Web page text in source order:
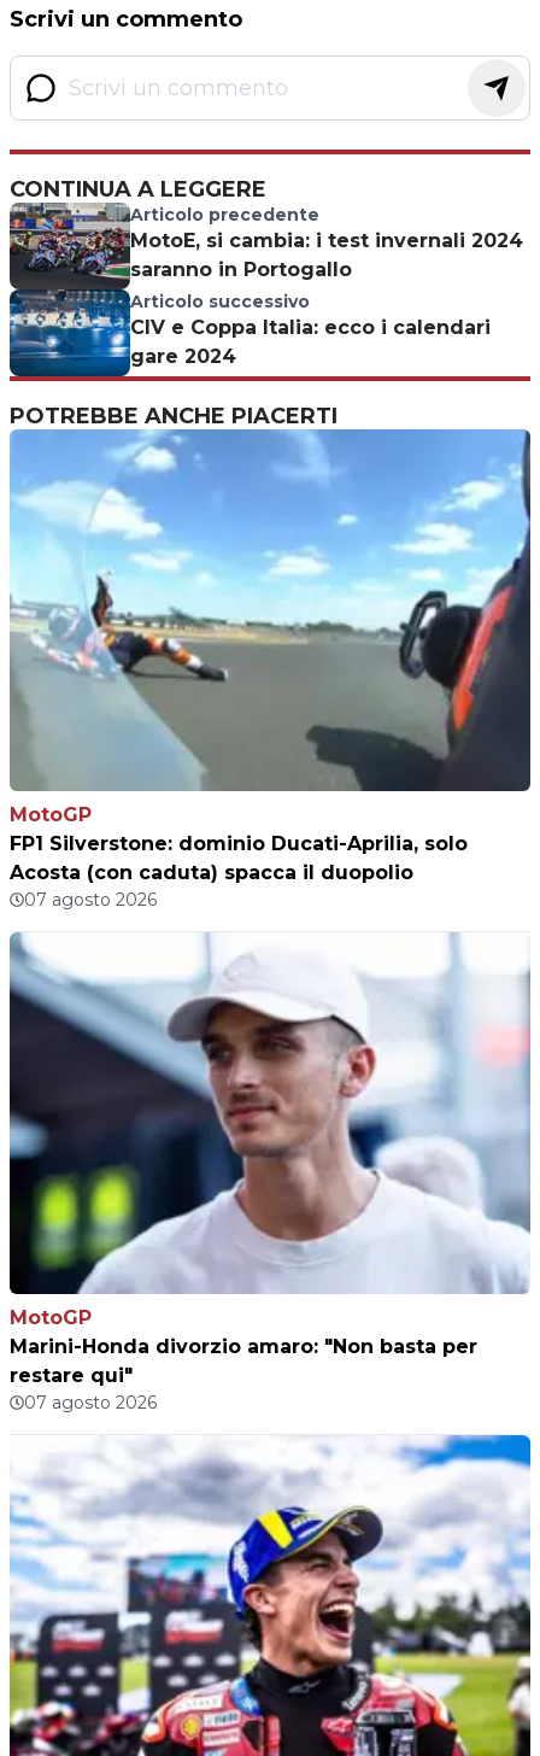
Scrivi un commento
CONTINUA A LEGGERE
Articolo precedente
MotoE, si cambia: i test invernali 2024
saranno in Portogallo
Articolo successivo
CIV e Coppa Italia: ecco i calendari
gare 2024
POTREBBE ANCHE PIACERTI
MotoGP
FP1 Silverstone: dominio Ducati-Aprilia, solo
Acosta (con caduta) spacca il duopolio
07 agosto 2026
MotoGP
Marini-Honda divorzio amaro: "Non basta per
restare qui"
07 agosto 2026